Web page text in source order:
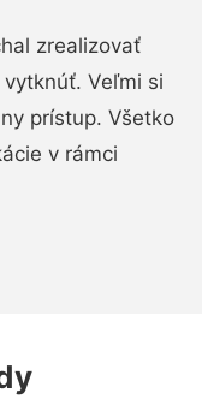
zrealizovať
Veľmi si
prístup. Všetko
v rámci